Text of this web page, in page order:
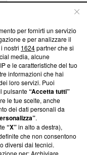
su Blasting
ci impegniamo a
aderenza a
News non è
di farne
una verifica di
per fornirti un servizio
e per analizzare il
nostri 1624partner che si
media, alcune
e le caratteristiche del tuo
informazioni che hai
loro servizi. Puoi
pulsante“Accetta tutti”
le tue scelte, anche
dei dati personali da
.
“X”in alto a destra),
che non consentono
diversi dai tecnici.
per: Archiviare